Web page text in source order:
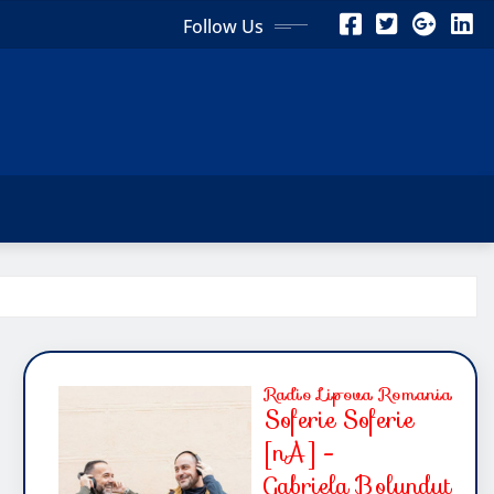
Follow Us